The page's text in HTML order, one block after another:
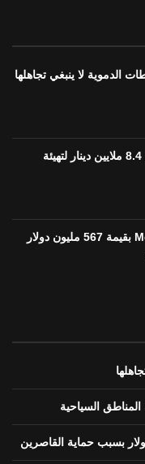
تونس تخصص أكثر من 8.4 ملايين دينار لتهيئة
غرامة ضخمة على Meta بقيمة 567 مليون دولار